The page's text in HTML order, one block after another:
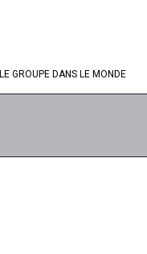
LE GROUPE DANS LE MONDE